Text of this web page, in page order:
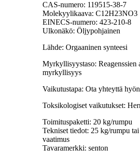
CAS-numero: 119515-38-7
Molekyylikaava: C12H23NO3
EINECS-numero: 423-210-8
Ulkonäkö: Öljypohjainen
Lähde: Orgaaninen synteesi
Myrkyllisyystaso: Reagenssien
myrkyllisyys
Vaikutustapa: Ota yhteyttä
Toksikologiset vaikutukset:
Toimituspaketti: 20 kg/rumpu
Tekniset tiedot: 25 kg/rumpu
vaatimus
Tavaramerkki: senton